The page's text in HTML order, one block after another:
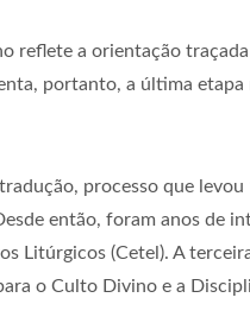
a orientação
portanto, a última
processo que
então, foram anos de
Litúrgicos (Cetel). A
o Culto Divino e a